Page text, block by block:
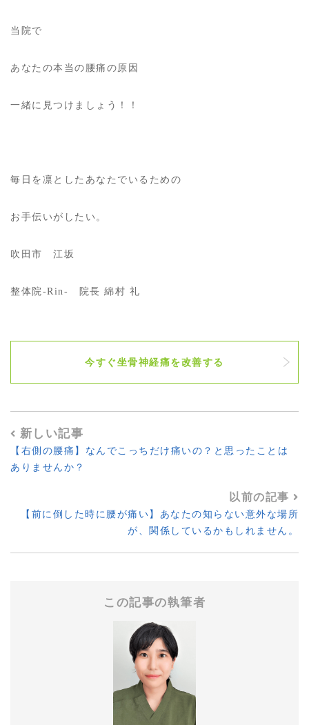
当院で
あなたの本当の腰痛の原因
一緒に見つけましょう！！
毎日を凛としたあなたでいるための
お手伝いがしたい。
吹田市 江坂
整体院-Rin- 院長 綿村 礼
今すぐ坐骨神経痛を改善する
新しい記事
【右側の腰痛】なんでこっちだけ痛いの？と思ったことは
ありませんか？
以前の記事
【前に倒した時に腰が痛い】あなたの知らない意外な場所
が、関係しているかもしれません。
この記事の執筆者